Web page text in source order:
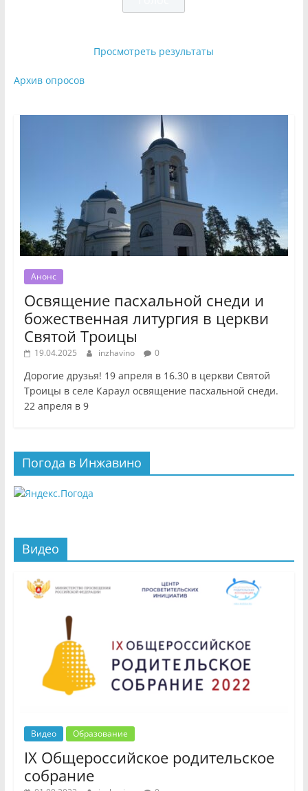
Просмотреть результаты
Архив опросов
Анонс
Освящение пасхальной снеди и
божественная литургия в церкви
Святой Троицы
19.04.2025 inzhavino 0
Дорогие друзья! 19 апреля в 16.30 в церкви Святой
Троицы в селе Караул освящение пасхальной снеди.
22 апреля в 9
Погода в Инжавино
Видео
Видео Образование
IX Общероссийское родительское
собрание